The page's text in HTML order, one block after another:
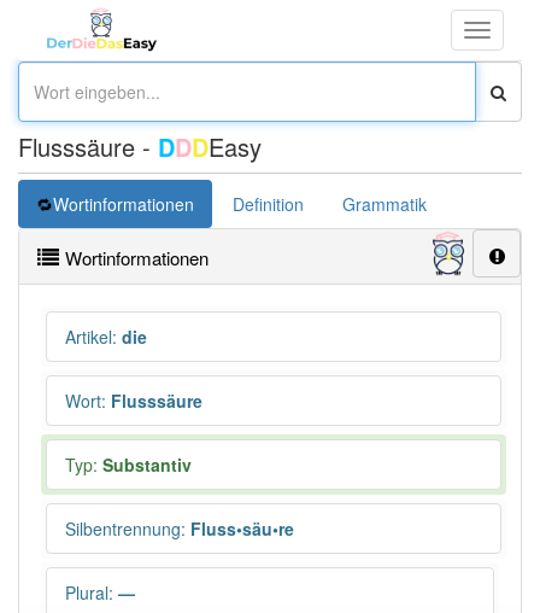
Toggle
Flusssäure - DDDEasy
Wortinformationen Definition Grammatik
Wortinformationen
Artikel: die
Wort: Flusssäure
Typ: Substantiv
Silbentrennung: Fluss•säu•re
Plural: —